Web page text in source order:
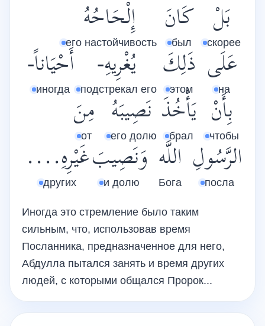
بَلْ
скорее
كَانَ
был
إِلْحَاحُهُ
его настойчивость
عَلَى
на
ذَلِكَ
этом
يُغْرِيهِ-
подстрекал его
أَحْيَاناً-
иногда
بِأَنْ
чтобы
يَأْخُذَ
брал
نَصِيبَهُ
его долю
مِنَ
от
الرَّسُولِ
посла
اللَّه
Бога
وَنَصِيبَ
и долю
غَيْرِهِ....
других
Иногда это стремление было таким
сильным, что, использовав время
Посланника, предназначенное для него,
Абдулла пытался занять и время других
людей, с которыми общался Пророк...